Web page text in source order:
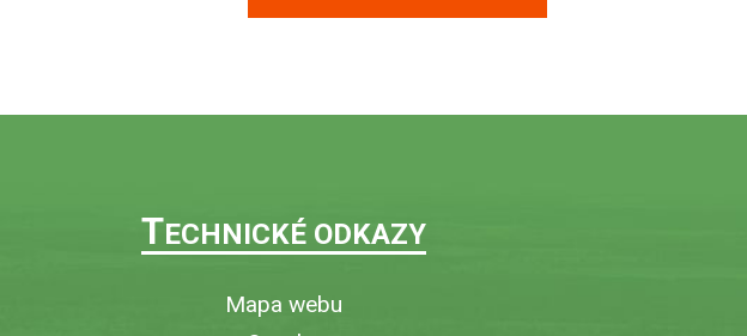
TECHNICKÉ ODKAZY
Mapa webu